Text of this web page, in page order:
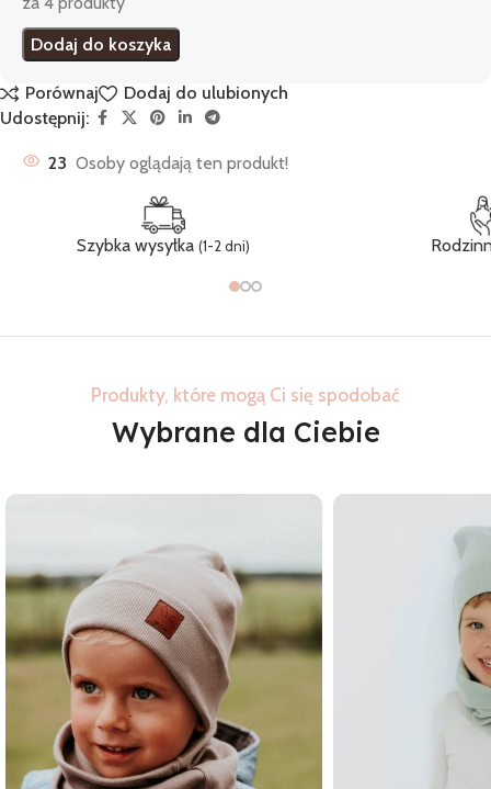
Dodaj do koszyka
Porównaj
Dodaj do ulubionych
Udostępnij:
23 Osoby oglądają ten produkt!
Szybka wysyłka(1-2 dni)
Produkty, które mogą Ci się spodobać
Wybrane dla Ciebie